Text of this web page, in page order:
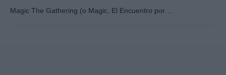
Magic The Gathering (o Magic, El Encuentro por…